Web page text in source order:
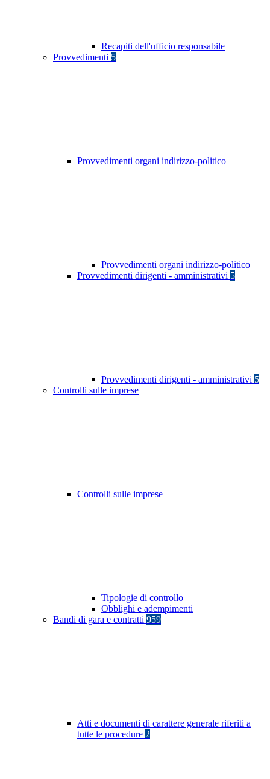
Recapiti dell'ufficio responsabile
Provvedimenti 5
Provvedimenti organi indirizzo-politico
Provvedimenti organi indirizzo-politico
Provvedimenti dirigenti - amministrativi 5
Provvedimenti dirigenti - amministrativi 5
Controlli sulle imprese
Controlli sulle imprese
Tipologie di controllo
Obblighi e adempimenti
Bandi di gara e contratti 959
Atti e documenti di carattere generale riferiti a
tutte le procedure 2